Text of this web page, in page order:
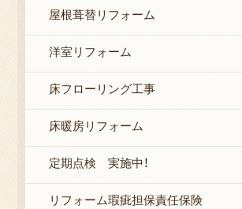
屋根葺替リフォーム
洋室リフォーム
床フローリング工事
床暖房リフォーム
定期点検 実施中！
リフォーム瑕疵担保責任保険